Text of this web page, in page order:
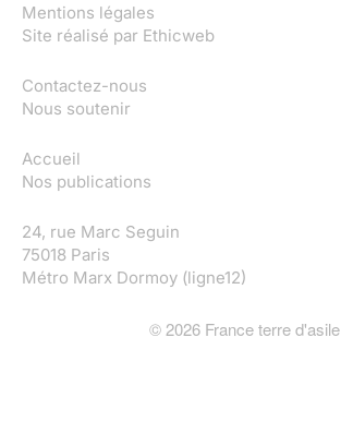
Mentions légales
Site réalisé par Ethicweb
Contactez-nous
Nous soutenir
Accueil
Nos publications
24, rue Marc Seguin
75018 Paris
Métro Marx Dormoy (ligne12)
© 2026France terre d'asile